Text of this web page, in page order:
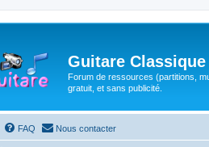
Guitare Classique
Forum de ressources (partitions,
gratuit, et sans publicité.
FAQ Nous contacter